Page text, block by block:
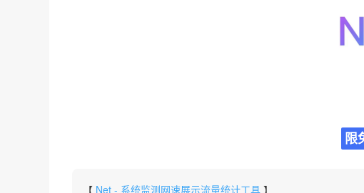
限
【 Net - 系统监测网速展示流量统计工具 】